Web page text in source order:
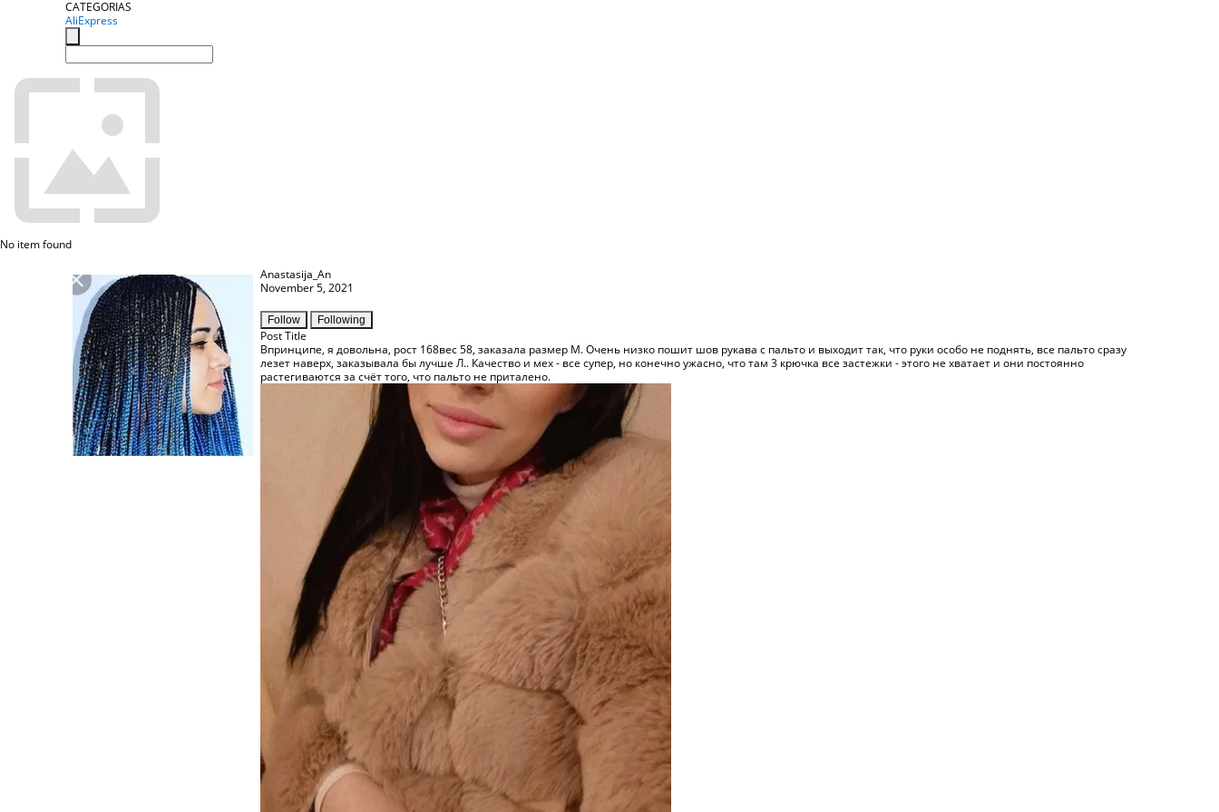
CATEGORIAS
AliExpress
No item found
Anastasija_An
November 5, 2021
Follow Following
Post Title
Впринципе, я довольна, рост 168вес 58, заказала размер М. Очень низко пошит шов рукава с пальто и выходит так, что руки особо не поднять, все пальто сразу
лезет наверх, заказывала бы лучше Л.. Качество и мех - все супер, но конечно ужасно, что там 3 крючка все застежки - этого не хватает и они постоянно
растегиваются за счёт того, что пальто не приталено.